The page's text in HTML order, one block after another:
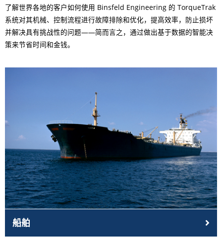
了解世界各地的客户如何使用 Binsfeld Engineering 的 TorqueTrak
系统对其机械、控制流程进行故障排除和优化，提高效率，防止损坏
并解决具有挑战性的问题——简而言之，通过做出基于数据的智能决
策来节省时间和金钱。
船舶